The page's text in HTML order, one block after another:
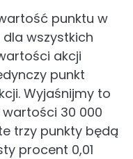
punktu w
wszystkich
akcji
punkt
Wyjaśnijmy to
wartości 30 000
trzy punkty będą
procent 0,01